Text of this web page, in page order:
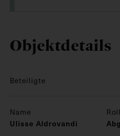
Objektdetails
Beteiligte
Name
Ulisse Aldrovandi